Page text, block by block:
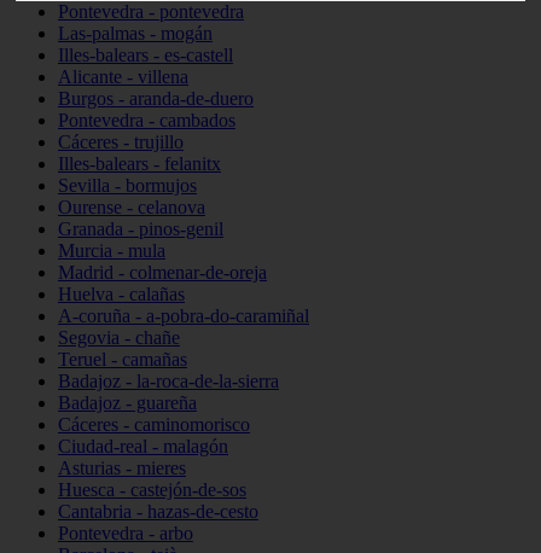
Pontevedra - pontevedra
Las-palmas - mogán
Illes-balears - es-castell
Alicante - villena
Burgos - aranda-de-duero
Pontevedra - cambados
Cáceres - trujillo
Illes-balears - felanitx
Sevilla - bormujos
Ourense - celanova
Granada - pinos-genil
Murcia - mula
Madrid - colmenar-de-oreja
Huelva - calañas
A-coruña - a-pobra-do-caramiñal
Segovia - chañe
Teruel - camañas
Badajoz - la-roca-de-la-sierra
Badajoz - guareña
Cáceres - caminomorisco
Ciudad-real - malagón
Asturias - mieres
Huesca - castejón-de-sos
Cantabria - hazas-de-cesto
Pontevedra - arbo